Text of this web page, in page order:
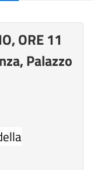
ORE 11
Palazzo